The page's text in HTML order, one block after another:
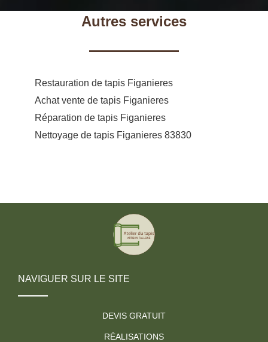
Autres services
Restauration de tapis Figanieres
Achat vente de tapis Figanieres
Réparation de tapis Figanieres
Nettoyage de tapis Figanieres 83830
NAVIGUER SUR LE SITE
DEVIS GRATUIT
RÉALISATIONS